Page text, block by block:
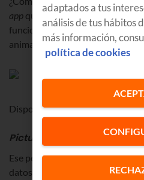
app que te permite reconocer
funcionamiento, similar:
animal.
Disponible paraiOSyAndroid.
Picture Fish
Ese pez que quieres identificar
datos de
. Además,
adaptados a tus
análisis de tus hábitos
más información,
política de cookies